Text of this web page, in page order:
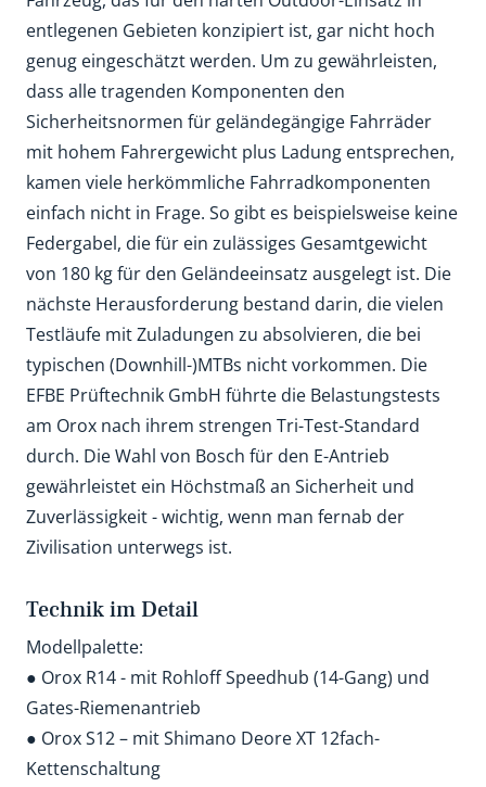
entlegenen Gebieten konzipiert ist, gar nicht hoch
genug eingeschätzt werden. Um zu gewährleisten,
dass alle tragenden Komponenten den
Sicherheitsnormen für geländegängige Fahrräder
mit hohem Fahrergewicht plus Ladung entsprechen,
kamen viele herkömmliche Fahrradkomponenten
einfach nicht in Frage. So gibt es beispielsweise keine
Federgabel, die für ein zulässiges Gesamtgewicht
von 180 kg für den Geländeeinsatz ausgelegt ist. Die
nächste Herausforderung bestand darin, die vielen
Testläufe mit Zuladungen zu absolvieren, die bei
typischen (Downhill-)MTBs nicht vorkommen. Die
EFBE Prüftechnik GmbH führte die Belastungstests
am Orox nach ihrem strengen Tri-Test-Standard
durch. Die Wahl von Bosch für den E-Antrieb
gewährleistet ein Höchstmaß an Sicherheit und
Zuverlässigkeit - wichtig, wenn man fernab der
Zivilisation unterwegs ist.
Technik im Detail
Modellpalette:
● Orox R14 - mit Rohloff Speedhub (14-Gang) und
Gates-Riemenantrieb
● Orox S12 – mit Shimano Deore XT 12fach-
Kettenschaltung